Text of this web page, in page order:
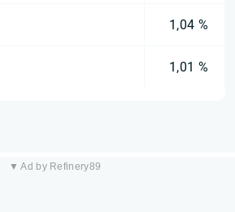
1,04 %
1,01 %
▼ Ad by Refinery89